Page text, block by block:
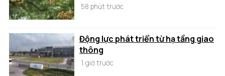
58 phút trước
Động lực phát triển từ hạ tầng giao
thông
1 giờ trước